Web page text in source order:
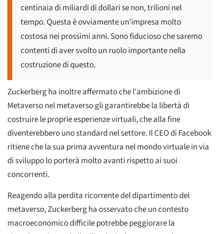
centinaia di miliardi di dollari se non, trilioni nel
tempo. Questa è ovviamente un'impresa molto
costosa nei prossimi anni. Sono fiducioso che saremo
contenti di aver svolto un ruolo importante nella
costruzione di questo.
Zuckerberg ha inoltre affermato che l'ambizione di
Metaverso nel metaverso gli garantirebbe la libertà di
costruire le proprie esperienze virtuali, che alla fine
diventerebbero uno standard nel settore. Il CEO di Facebook
ritiene che la sua prima avventura nel mondo virtuale in via
di sviluppo lo porterà molto avanti rispetto ai suoi
concorrenti.
Reagendo alla perdita ricorrente del dipartimento del
metaverso, Zuckerberg ha osservato che un contesto
macroeconomico difficile potrebbe peggiorare la